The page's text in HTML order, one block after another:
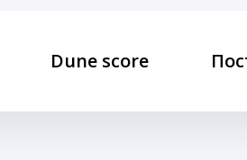
Dune score